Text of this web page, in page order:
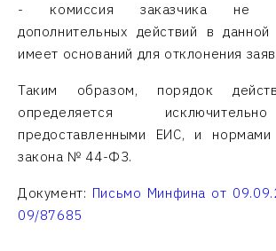
- комиссия заказчика не
дополнительных действий в
имеет оснований для отклонения
Таким образом, порядок
определяется
предоставленными ЕИС, и нормами
закона № 44-ФЗ.
Документ: Письмо Минфина от
09/87685